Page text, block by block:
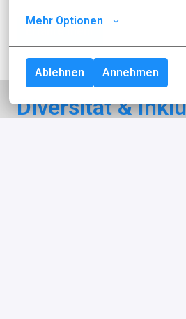
Mehr Optionen
Ablehnen Annehmen
Diversität &